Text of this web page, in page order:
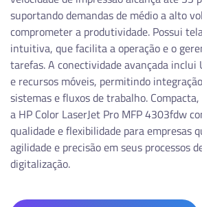
suportando demandas de médio a alto
comprometer a produtividade. Possui
intuitiva, que facilita a operação e o
tarefas. A conectividade avançada inclui
e recursos móveis, permitindo
sistemas e fluxos de trabalho.
a HP Color LaserJet Pro MFP 4303fdw
qualidade e flexibilidade para empresas
agilidade e precisão em seus processos
digitalização.